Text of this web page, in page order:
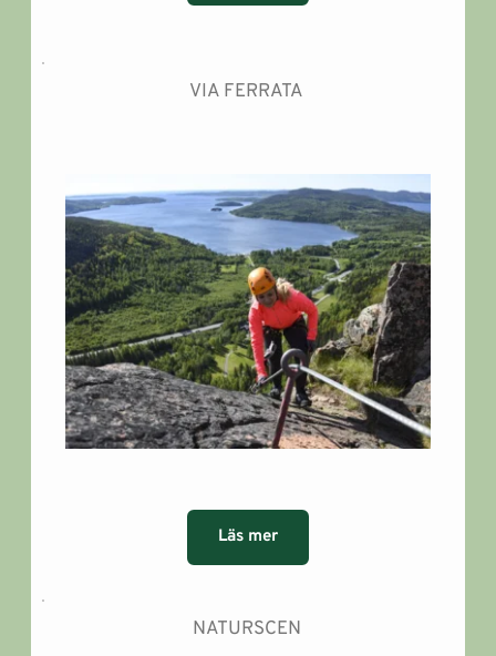
VIA FERRATA
Läs mer
NATURSCEN